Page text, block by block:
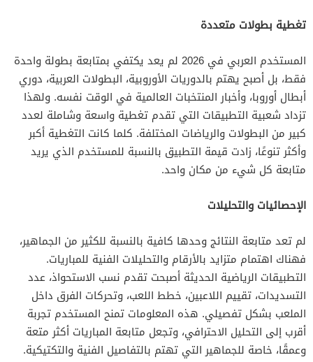
تغطية بطولات متعددة
المستخدم العربي في 2026 لم يعد يكتفي بمتابعة بطولة واحدة
فقط، بل أصبح يهتم بالدوريات الأوروبية، البطولات العربية، دوري
أبطال أوروبا، وأخبار المنتخبات العالمية في الوقت نفسه. ولهذا
تزداد شعبية التطبيقات التي تقدم تغطية واسعة وشاملة لعدد
كبير من البطولات والرياضات المختلفة. كلما كانت التغطية أكبر
وأكثر تنوعًا، زادت قيمة التطبيق بالنسبة للمستخدم الذي يريد
متابعة كل شيء من مكان واحد.
الإحصائيات والتحليلات
لم تعد متابعة النتائج وحدها كافية بالنسبة للكثير من الجماهير،
فهناك اهتمام متزايد بالأرقام والتحليلات الفنية للمباريات.
التطبيقات الرياضية الحديثة أصبحت تقدم نسب الاستحواذ، عدد
التسديدات، تقييم اللاعبين، خطط اللعب، وتحركات الفرق داخل
الملعب بشكل تفصيلي. هذه المعلومات تمنح المستخدم تجربة
أقرب إلى التحليل الاحترافي، وتجعل متابعة المباريات أكثر متعة
وعمقًا، خاصة للجماهير التي تهتم بالتفاصيل الفنية والتكتيكية.